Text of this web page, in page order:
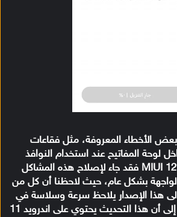
الأخطاء المعروفة، مثل فقاعات
لوحة المفاتيح عند استخدام النوافذ
العائمة. أما تحديث MIUI 12.5 فقد جاء لإصلاح هذه المشاكل
بشكل عام، حيث لاحظنا أن كل من
هذا الإصدار يلاحظ سرعة وسلاسة في
الواجهة. تجدر الإشارة إلى أن هذا التحديث يحتوي على اندرويد 11